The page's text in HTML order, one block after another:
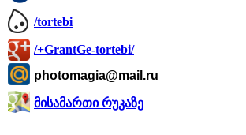
/tortebi
/+GrantGe-tortebi/
photomagia@mail.ru
მისამართი რუკაზე